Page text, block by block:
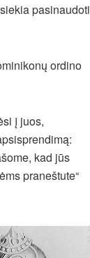
pasinaudoti
ordino
į juos,
kad jūs
praneštute“